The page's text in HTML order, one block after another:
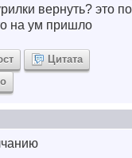
вернуть? это
на ум пришло
Цитата